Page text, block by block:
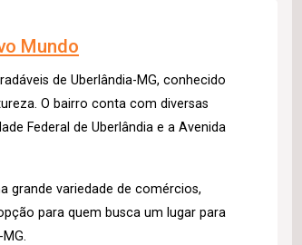
Mundo
de Uberlândia-MG, conhecido
O bairro conta com diversas
Federal de Uberlândia e a Avenida
grande variedade de comércios,
para quem busca um lugar para